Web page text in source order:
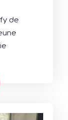
de